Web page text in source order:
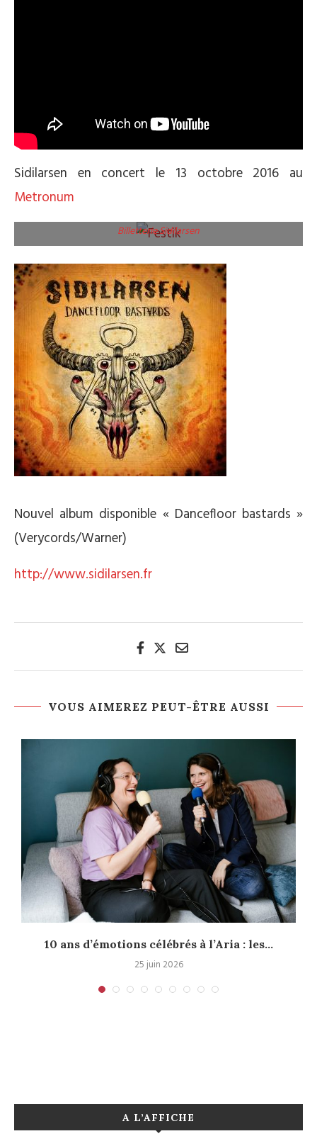
Sidilarsen en concert le 13 octobre 2016 au
Metronum
Billetterie Sidilarsen
Nouvel album disponible « Dancefloor bastards »
(Verycords/Warner)
http://www.sidilarsen.fr
VOUS AIMEREZ PEUT-ÊTRE AUSSI
10 ans d’émotions célébrés à l’Aria : les...
25 juin 2026
A L’AFFICHE